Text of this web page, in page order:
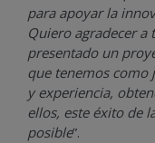
para apoyar la
Quiero agradecer a
presentado un
que tenemos como
y experiencia,
ellos, este éxito de
posible”.